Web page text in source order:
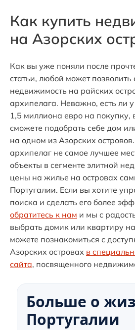
Как купить
на Азорских
Как вы уже поняли после
статьи, любой может позволить
недвижимость на райских
архипелага. Неважно, есть ли
1,5 миллиона евро на покупку,
сможете подобрать себе дом
на одном из Азорских
архипелаг не самое лучшее
объекты в сегменте элитной
цены на жилье на островах
Португалии. Если вы хотите
поиска и сделать его более
обратитесь к нам и мы с
выбрать домик или квартиру
можете познакомиться с
Азорских островах в
сайта, посвященного
Больше о
Португалии